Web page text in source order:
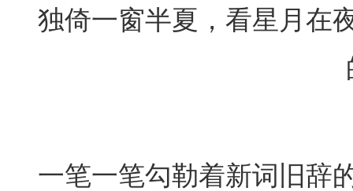
独倚一窗半夏，看星月在
一笔一笔勾勒着新词旧辞